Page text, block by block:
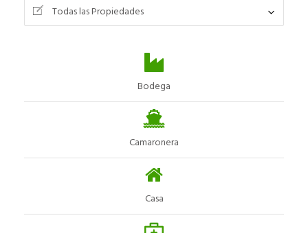
Todas las Propiedades
Bodega
Camaronera
Casa